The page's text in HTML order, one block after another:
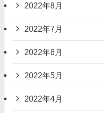
2022年8月
2022年7月
2022年6月
2022年5月
2022年4月